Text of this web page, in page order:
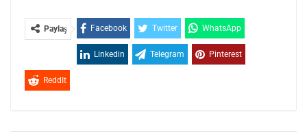
Paylaş Facebook Twitter WhatsApp
Linkedin Telegram Pinterest
ReddIt